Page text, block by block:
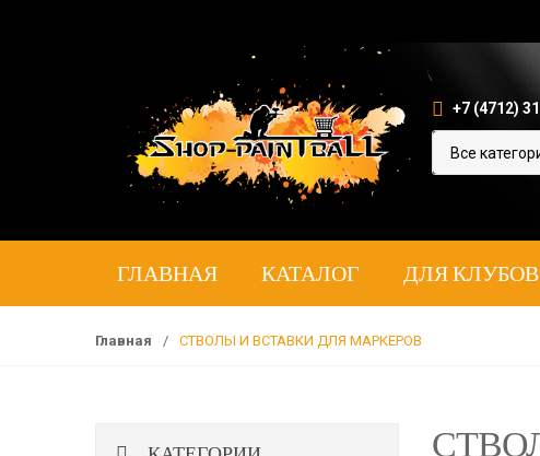
+7 (4712)
ГЛАВНАЯ КАТАЛОГ ДЛЯ КЛУБОВ
Главная / СТВОЛЫ И ВСТАВКИ ДЛЯ МАРКЕРОВ